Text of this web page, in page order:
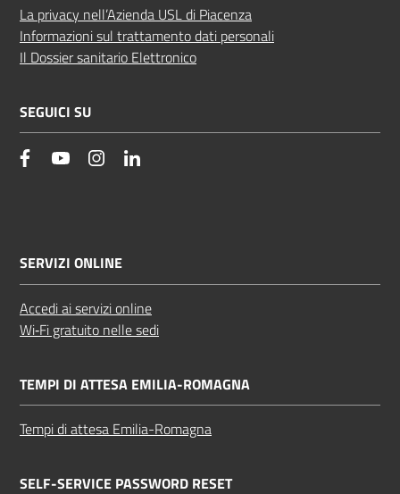
La privacy nell’Azienda USL di Piacenza
Informazioni sul trattamento dati personali
Il Dossier sanitario Elettronico
SEGUICI SU
facebookYouTube Instagram
SERVIZI ONLINE
Accedi ai servizi online
Wi‑Fi gratuito nelle sedi
TEMPI DI ATTESA EMILIA-ROMAGNA
Tempi di attesa Emilia-Romagna
SELF-SERVICE PASSWORD RESET